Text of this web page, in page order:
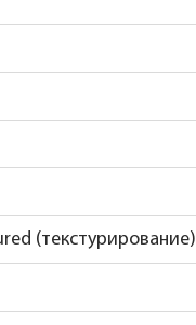
(текстурирование)